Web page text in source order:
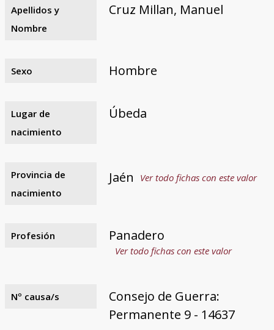
Razones y objetivos
El equipo
Colaboradores
Fuentes documentales
Apellidos y
Nombre
Cruz Millan, Manuel
Sexo Hombre
Lugar de
nacimiento
Úbeda
Provincia de
nacimiento
Jaén Ver todo fichas con este valor
Profesión Panadero
Ver todo fichas con este valor
Nº causa/s
Consejo de Guerra:
Permanente 9 - 14637